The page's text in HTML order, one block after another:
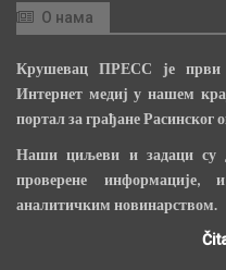
О нама
Крушевац ПРЕСС је први
Интернет медиј у нашем
портал за грађане Расинског
Наши циљеви и задаци су
проверене
аналитичким новинарством.